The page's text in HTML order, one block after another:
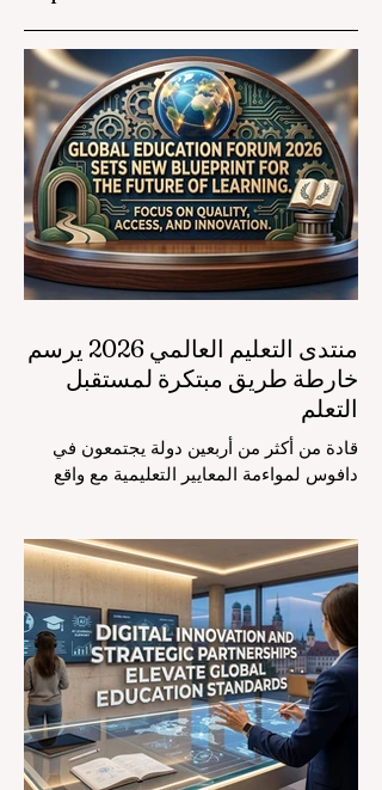
منتدى التعليم العالمي 2026 يرسم
خارطة طريق مبتكرة لمستقبل
التعلم
قادة من أكثر من أربعين دولة يجتمعون في
دافوس لمواءمة المعايير التعليمية مع واقع
مشهد #التعليم_العالمي تحولاً جذرياً وتاريخياً.
في الرابع من أغسطس 2026، توافد خبراء
دوليون وصناع قرار ومبتكرون في مجال
#تكنولوجيا_التعليم إلى مركز المؤتمرات في
دافوس لمناقشة التحديات والفرص الأكثر
إلحاحاً في قطاع التعلم. أثبت هذا الحدث
البارز، الذي عُقد في لحظة حاسمة، أن إعطاء
الأولوية لرفع #جودة_التعليم هو المحفز
الأساسي وال